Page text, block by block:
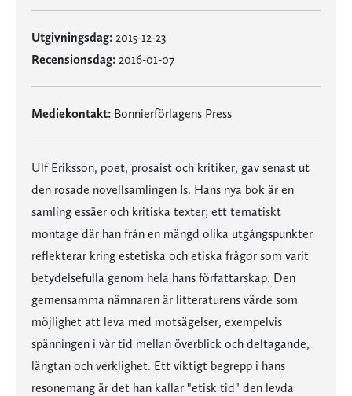
Utgivningsdag: 2015-12-23
Recensionsdag: 2016-01-07
Mediekontakt: Bonnierförlagens Press
Ulf Eriksson, poet, prosaist och kritiker, gav senast ut
den rosade novellsamlingen Is. Hans nya bok är en
samling essäer och kritiska texter; ett tematiskt
montage där han från en mängd olika utgångspunkter
reflekterar kring estetiska och etiska frågor som varit
betydelsefulla genom hela hans författarskap. Den
gemensamma nämnaren är litteraturens värde som
möjlighet att leva med motsägelser, exempelvis
spänningen i vår tid mellan överblick och deltagande,
längtan och verklighet. Ett viktigt begrepp i hans
resonemang är det han kallar "etisk tid" den levda